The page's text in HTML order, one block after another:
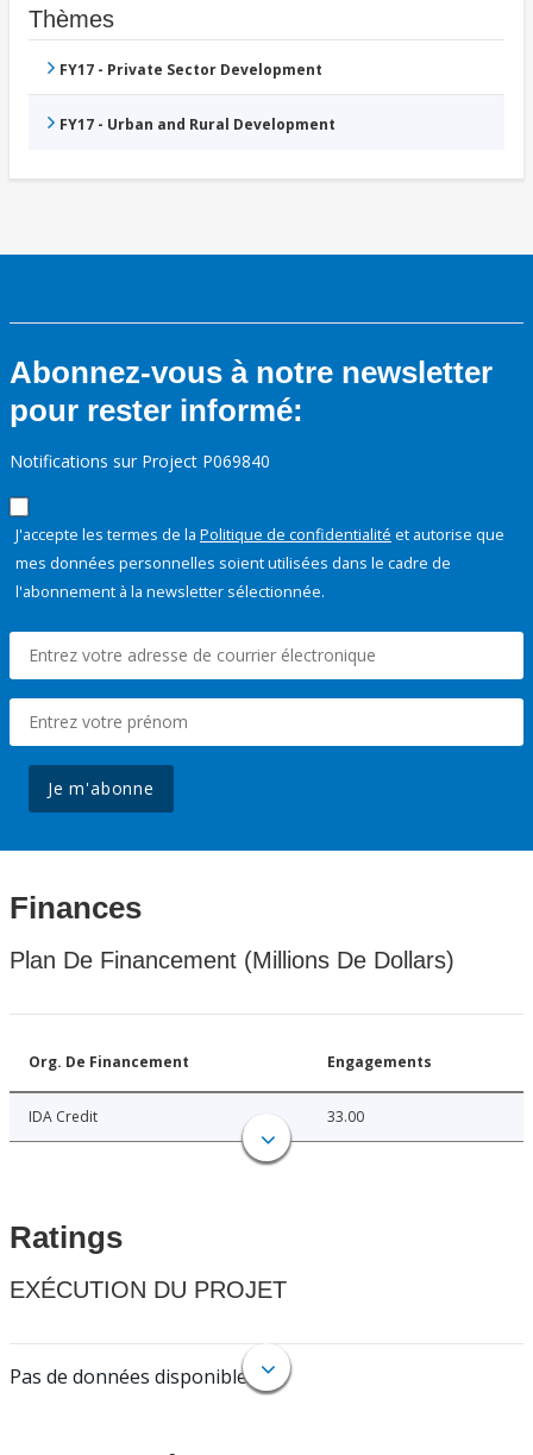
Thèmes
FY17 - Private Sector Development
FY17 - Urban and Rural Development
Abonnez-vous à notre newsletter
pour rester informé:
Notifications sur Project P069840
J'accepte les termes de la Politique de confidentialité et autorise que
mes données personnelles soient utilisées dans le cadre de
l'abonnement à la newsletter sélectionnée.
Je m'abonne
Finances
Plan De Financement (Millions De Dollars)
Org. De Financement Engagements
IDA Credit 33.00
Ratings
EXÉCUTION DU PROJET
Pas de données disponibles.